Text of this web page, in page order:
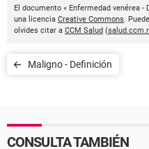
El documento « Enfermedad venérea
una licencia Creative Commons.
olvides citar a CCM Salud (
Maligno - Definición
CONSULTA TAMBIÉN